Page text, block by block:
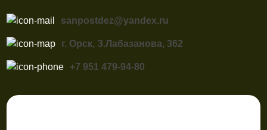
sanpostdez@yandex.ru
г. Орск, З.Лабазанова, 362
+7 951 479-94-80